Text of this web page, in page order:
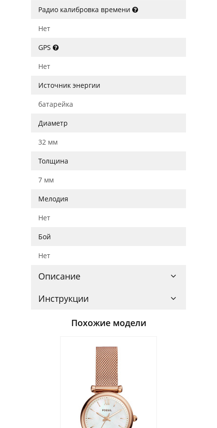
Радио калибровка времени
Нет
GPS
Нет
Источник энергии
батарейка
Диаметр
32 мм
Толщина
7 мм
Мелодия
Нет
Бой
Нет
Описание
Инструкции
Похожие модели